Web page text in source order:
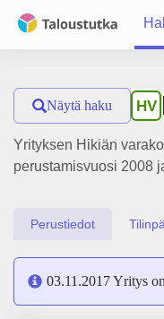
Näytä haku HV
Yrityksen Hikiän
perustamisvuosi 2008
Perustiedot
03.11.2017 Yritys